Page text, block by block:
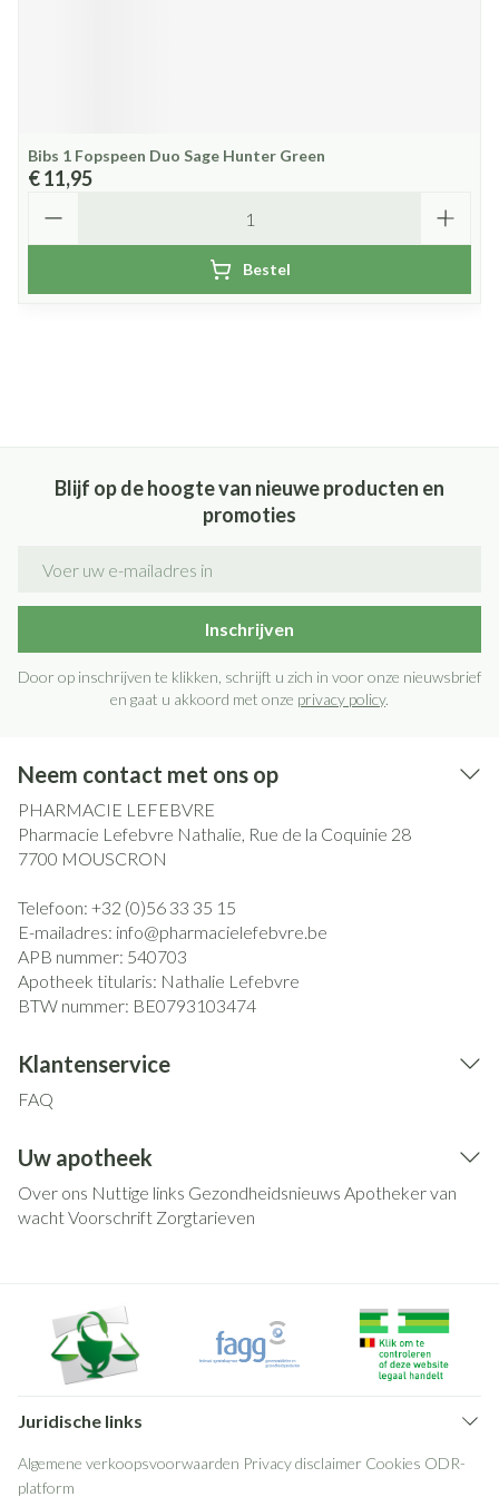
Bibs 1 Fopspeen Duo Sage Hunter Green
€ 11,95
Bestel
Blijf op de hoogte van nieuwe producten en
promoties
Inschrijven
Door op inschrijven te klikken, schrijft u zich in voor onze nieuwsbrief
en gaat u akkoord met onze privacy policy.
Neem contact met ons op
PHARMACIE LEFEBVRE
Pharmacie Lefebvre Nathalie, Rue de la Coquinie 28
7700 MOUSCRON
Telefoon: +32 (0)56 33 35 15
E-mailadres: info@pharmacielefebvre.be
APB nummer: 540703
Apotheek titularis: Nathalie Lefebvre
BTW nummer: BE0793103474
Klantenservice
FAQ
Uw apotheek
Over ons Nuttige links Gezondheidsnieuws Apotheker van
wachtVoorschrift Zorgtarieven
Juridische links
Algemene verkoopsvoorwaarden Privacy disclaimer Cookies ODR-
platform